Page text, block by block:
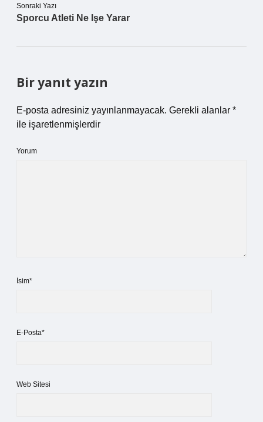
Sonraki Yazı
Sporcu Atleti Ne Işe Yarar
Bir yanıt yazın
E-posta adresiniz yayınlanmayacak. Gerekli alanlar *
ile işaretlenmişlerdir
Yorum
İsim*
E-Posta*
Web Sitesi